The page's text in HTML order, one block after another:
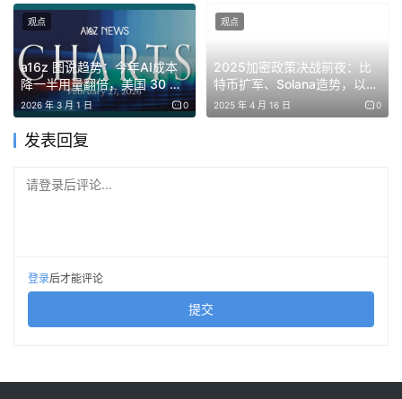
利润率提升的关键驱动因素，在于 USDC 在 Circle 自有平
台的使用占比持续上升。本季度，平台内占比从6%跃升至
17.2%（同比+1,149个基点），而平台外占比则收窄至
55%。
a16z 图说趋势：今年AI成本
降一半用量翻倍，美国 30 岁
人群人生里程碑全面延迟
2026 年 3 月 1 日 0
观点
2025加密政策决战前夜：比
特币扩军、Solana造势，以太
坊为何按兵不动？
2025 年 4 月 16 日 0
观点
发表回复
请登录后评论...
登录后才能评论
提交